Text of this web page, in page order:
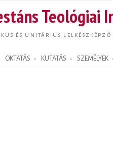
Teológiai
ÉS UNITÁRIUS LELKÉSZKÉPZŐ
OKTATÁS KUTATÁS SZEMÉLYEK